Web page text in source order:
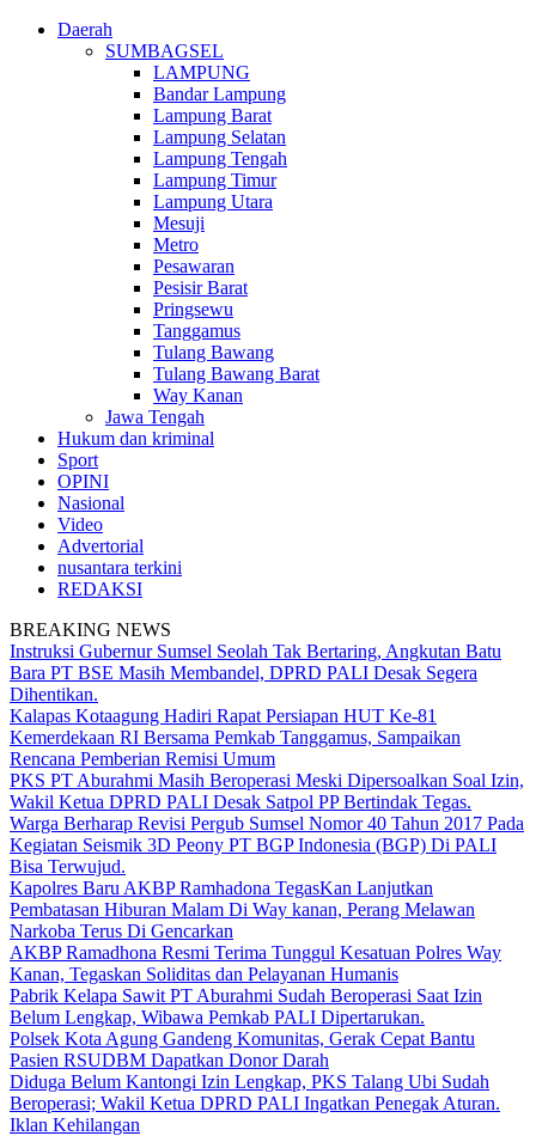
Daerah
SUMBAGSEL
LAMPUNG
Bandar Lampung
Lampung Barat
Lampung Selatan
Lampung Tengah
Lampung Timur
Lampung Utara
Mesuji
Metro
Pesawaran
Pesisir Barat
Pringsewu
Tanggamus
Tulang Bawang
Tulang Bawang Barat
Way Kanan
Jawa Tengah
Hukum dan kriminal
Sport
OPINI
Nasional
Video
Advertorial
nusantara terkini
REDAKSI
BREAKING NEWS
Instruksi Gubernur Sumsel Seolah Tak Bertaring, Angkutan Batu
Bara PT BSE Masih Membandel, DPRD PALI Desak Segera
Dihentikan.
Kalapas Kotaagung Hadiri Rapat Persiapan HUT Ke-81
Kemerdekaan RI Bersama Pemkab Tanggamus, Sampaikan
Rencana Pemberian Remisi Umum
PKS PT Aburahmi Masih Beroperasi Meski Dipersoalkan Soal Izin,
Wakil Ketua DPRD PALI Desak Satpol PP Bertindak Tegas.
Warga Berharap Revisi Pergub Sumsel Nomor 40 Tahun 2017 Pada
Kegiatan Seismik 3D Peony PT BGP Indonesia (BGP) Di PALI
Bisa Terwujud.
Kapolres Baru AKBP Ramhadona TegasKan Lanjutkan
Pembatasan Hiburan Malam Di Way kanan, Perang Melawan
Narkoba Terus Di Gencarkan
AKBP Ramadhona Resmi Terima Tunggul Kesatuan Polres Way
Kanan, Tegaskan Soliditas dan Pelayanan Humanis
Pabrik Kelapa Sawit PT Aburahmi Sudah Beroperasi Saat Izin
Belum Lengkap, Wibawa Pemkab PALI Dipertarukan.
Polsek Kota Agung Gandeng Komunitas, Gerak Cepat Bantu
Pasien RSUDBM Dapatkan Donor Darah
Diduga Belum Kantongi Izin Lengkap, PKS Talang Ubi Sudah
Beroperasi; Wakil Ketua DPRD PALI Ingatkan Penegak Aturan.
Iklan Kehilangan